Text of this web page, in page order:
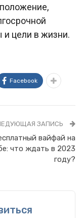
и цели в жизни.
Facebook
ЗАПИСЬ
вайфай на
что ждать в 2023
году?